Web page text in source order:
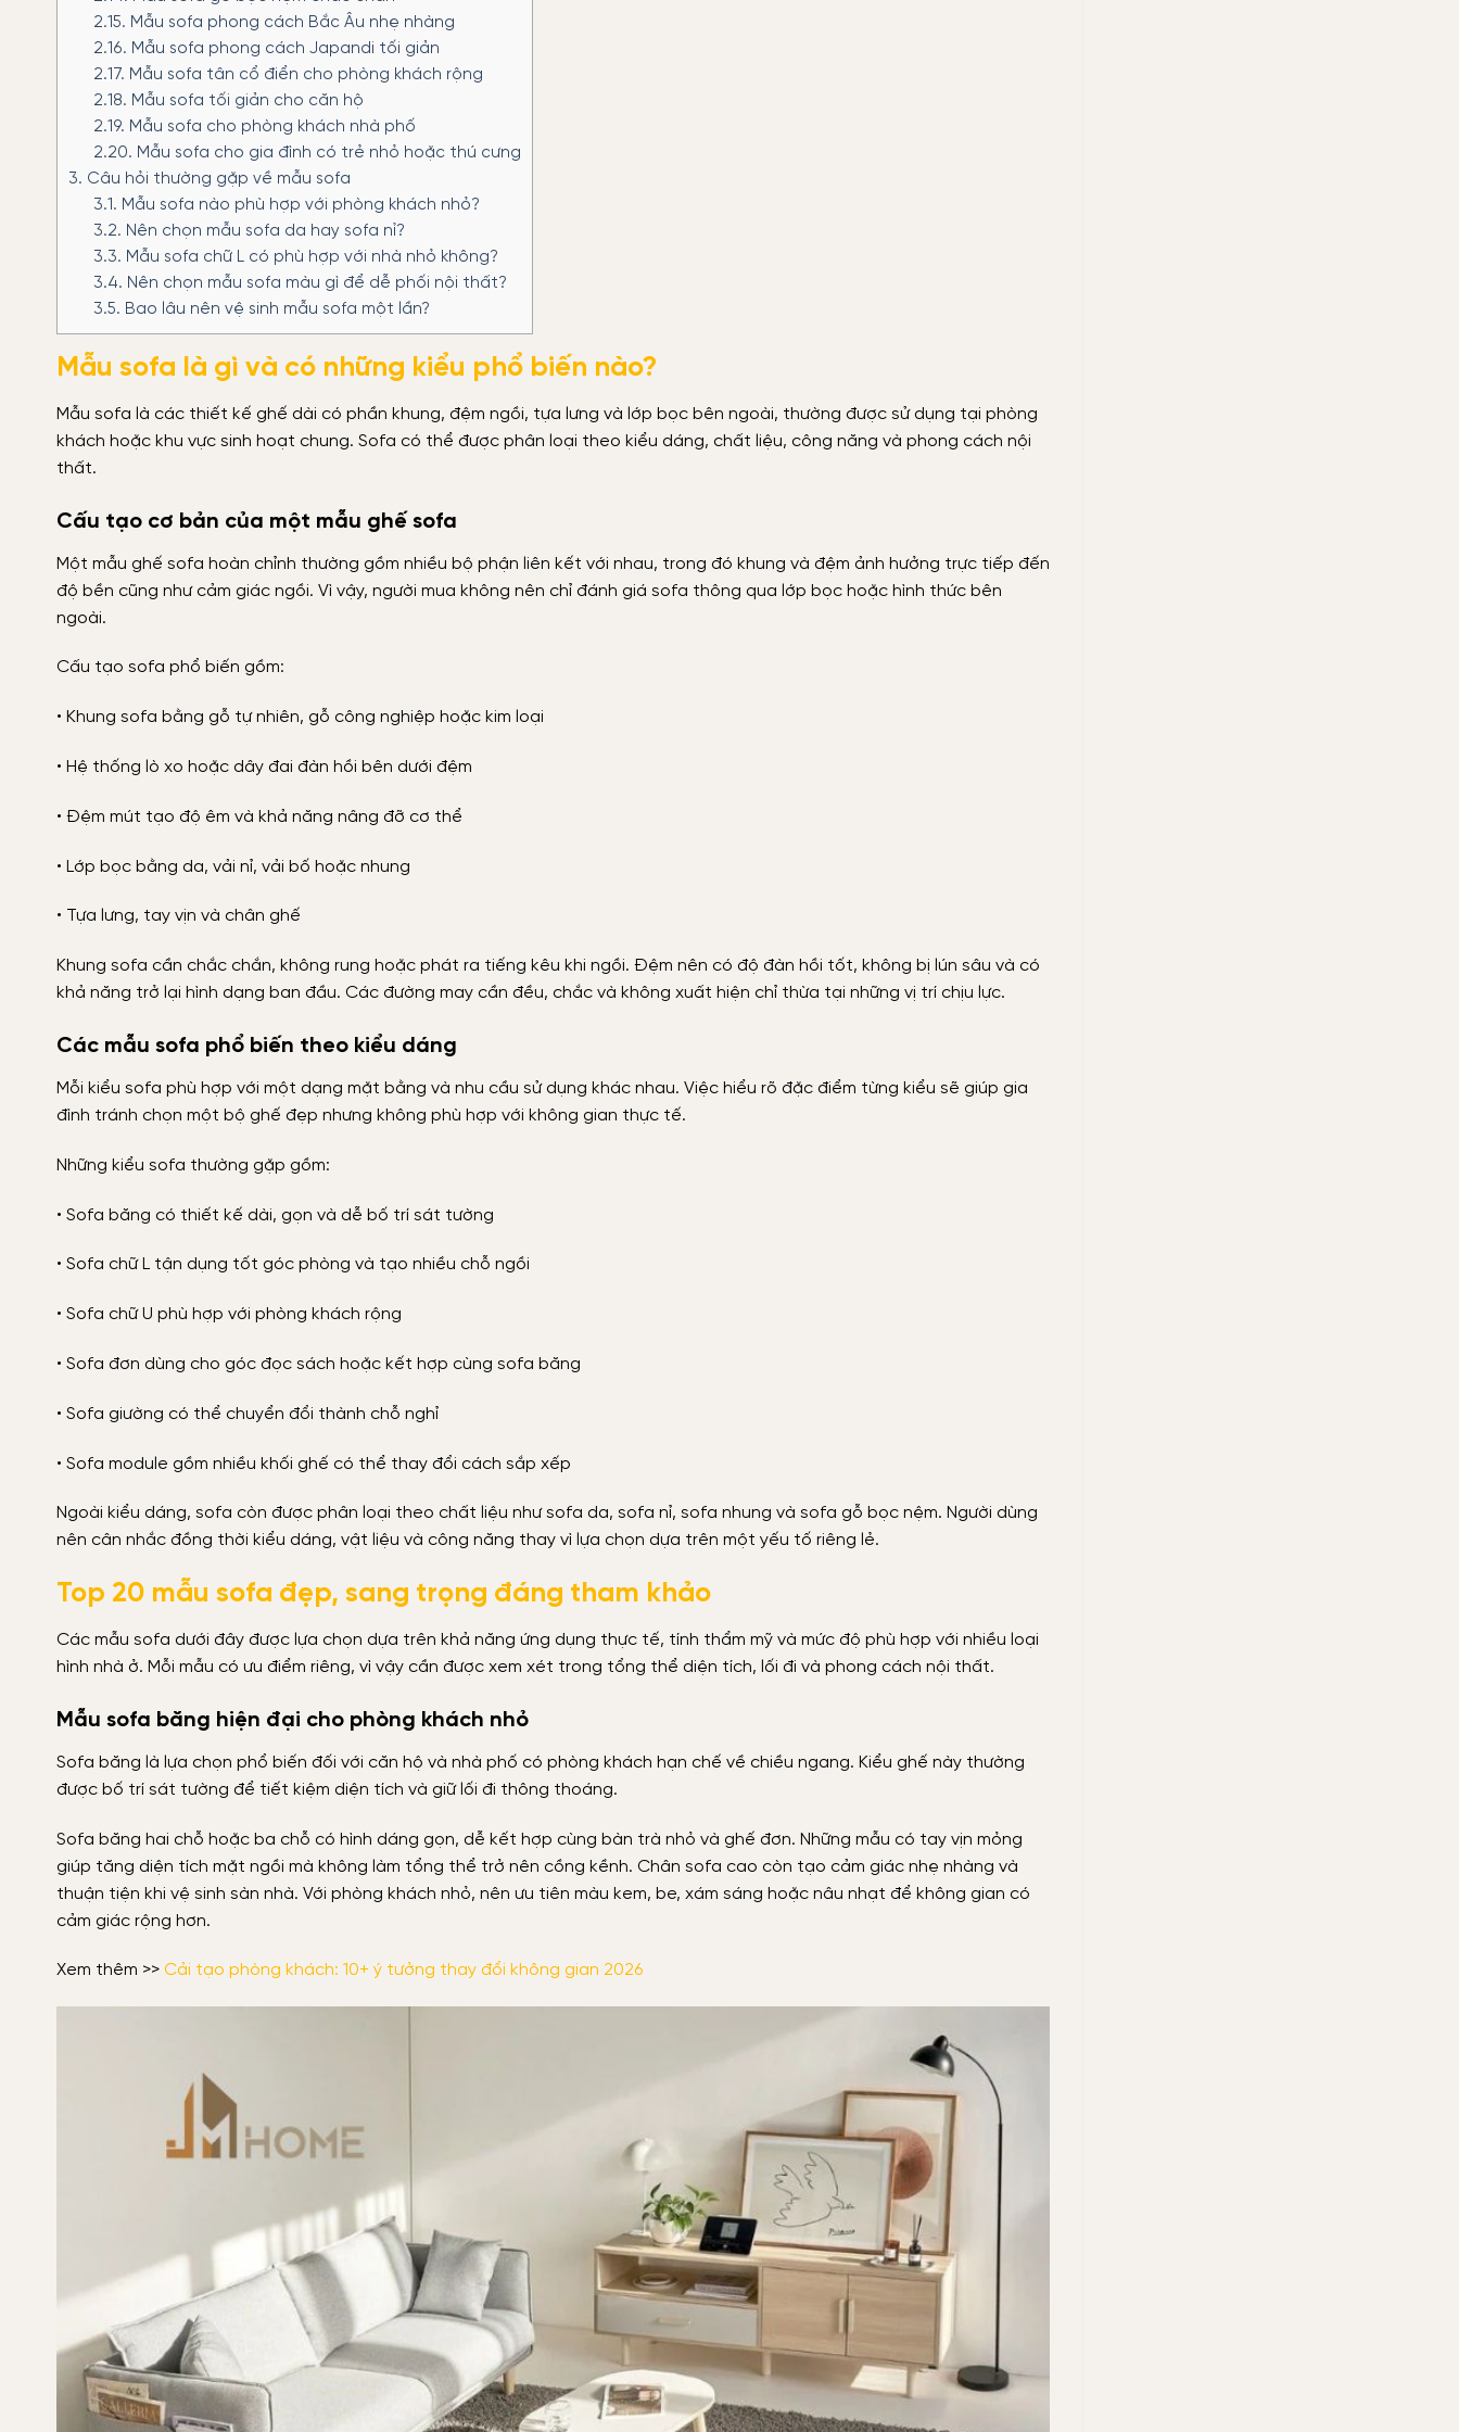
2.15. Mẫu sofa phong cách Bắc Âu nhẹ nhàng
2.16. Mẫu sofa phong cách Japandi tối giản
2.17. Mẫu sofa tân cổ điển cho phòng khách rộng
2.18. Mẫu sofa tối giản cho căn hộ
2.19. Mẫu sofa cho phòng khách nhà phố
2.20. Mẫu sofa cho gia đình có trẻ nhỏ hoặc thú cưng
3. Câu hỏi thường gặp về mẫu sofa
3.1. Mẫu sofa nào phù hợp với phòng khách nhỏ?
3.2. Nên chọn mẫu sofa da hay sofa nỉ?
3.3. Mẫu sofa chữ L có phù hợp với nhà nhỏ không?
3.4. Nên chọn mẫu sofa màu gì để dễ phối nội thất?
3.5. Bao lâu nên vệ sinh mẫu sofa một lần?
Mẫu sofa là gì và có những kiểu phổ biến nào?
Mẫu sofa là các thiết kế ghế dài có phần khung, đệm ngồi, tựa lưng và lớp bọc bên ngoài, thường được sử dụng tại phòng
khách hoặc khu vực sinh hoạt chung. Sofa có thể được phân loại theo kiểu dáng, chất liệu, công năng và phong cách nội
thất.
Cấu tạo cơ bản của một mẫu ghế sofa
Một mẫu ghế sofa hoàn chỉnh thường gồm nhiều bộ phận liên kết với nhau, trong đó khung và đệm ảnh hưởng trực tiếp đến
độ bền cũng như cảm giác ngồi. Vì vậy, người mua không nên chỉ đánh giá sofa thông qua lớp bọc hoặc hình thức bên
ngoài.
Cấu tạo sofa phổ biến gồm:
• Khung sofa bằng gỗ tự nhiên, gỗ công nghiệp hoặc kim loại
• Hệ thống lò xo hoặc dây đai đàn hồi bên dưới đệm
• Đệm mút tạo độ êm và khả năng nâng đỡ cơ thể
• Lớp bọc bằng da, vải nỉ, vải bố hoặc nhung
• Tựa lưng, tay vịn và chân ghế
Khung sofa cần chắc chắn, không rung hoặc phát ra tiếng kêu khi ngồi. Đệm nên có độ đàn hồi tốt, không bị lún sâu và có
khả năng trở lại hình dạng ban đầu. Các đường may cần đều, chắc và không xuất hiện chỉ thừa tại những vị trí chịu lực.
Các mẫu sofa phổ biến theo kiểu dáng
Mỗi kiểu sofa phù hợp với một dạng mặt bằng và nhu cầu sử dụng khác nhau. Việc hiểu rõ đặc điểm từng kiểu sẽ giúp gia
đình tránh chọn một bộ ghế đẹp nhưng không phù hợp với không gian thực tế.
Những kiểu sofa thường gặp gồm:
• Sofa băng có thiết kế dài, gọn và dễ bố trí sát tường
• Sofa chữ L tận dụng tốt góc phòng và tạo nhiều chỗ ngồi
• Sofa chữ U phù hợp với phòng khách rộng
• Sofa đơn dùng cho góc đọc sách hoặc kết hợp cùng sofa băng
• Sofa giường có thể chuyển đổi thành chỗ nghỉ
• Sofa module gồm nhiều khối ghế có thể thay đổi cách sắp xếp
Ngoài kiểu dáng, sofa còn được phân loại theo chất liệu như sofa da, sofa nỉ, sofa nhung và sofa gỗ bọc nệm. Người dùng
nên cân nhắc đồng thời kiểu dáng, vật liệu và công năng thay vì lựa chọn dựa trên một yếu tố riêng lẻ.
Top 20 mẫu sofa đẹp, sang trọng đáng tham khảo
Các mẫu sofa dưới đây được lựa chọn dựa trên khả năng ứng dụng thực tế, tính thẩm mỹ và mức độ phù hợp với nhiều loại
hình nhà ở. Mỗi mẫu có ưu điểm riêng, vì vậy cần được xem xét trong tổng thể diện tích, lối đi và phong cách nội thất.
Mẫu sofa băng hiện đại cho phòng khách nhỏ
Sofa băng là lựa chọn phổ biến đối với căn hộ và nhà phố có phòng khách hạn chế về chiều ngang. Kiểu ghế này thường
được bố trí sát tường để tiết kiệm diện tích và giữ lối đi thông thoáng.
Sofa băng hai chỗ hoặc ba chỗ có hình dáng gọn, dễ kết hợp cùng bàn trà nhỏ và ghế đơn. Những mẫu có tay vịn mỏng
giúp tăng diện tích mặt ngồi mà không làm tổng thể trở nên cồng kềnh. Chân sofa cao còn tạo cảm giác nhẹ nhàng và
thuận tiện khi vệ sinh sàn nhà. Với phòng khách nhỏ, nên ưu tiên màu kem, be, xám sáng hoặc nâu nhạt để không gian có
cảm giác rộng hơn.
Xem thêm >> Cải tạo phòng khách: 10+ ý tưởng thay đổi không gian 2026